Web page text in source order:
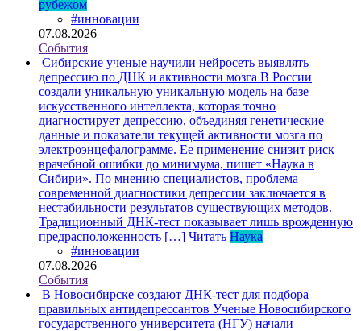
рубежом
#инновации
07.08.2026
События
Сибирские ученые научили нейросеть выявлять
депрессию по ДНК и активности мозга В России
создали уникальную уникальную модель на базе
искусственного интеллекта, которая точно
диагностирует депрессию, объединяя генетические
данные и показатели текущей активности мозга по
электроэнцефалограмме. Ее применение снизит риск
врачебной ошибки до минимума, пишет «Наука в
Сибири». По мнению специалистов, проблема
современной диагностики депрессии заключается в
нестабильности результатов существующих методов.
Традиционный ДНК-тест показывает лишь врожденную
предрасположенность […] Читать Наука
#инновации
07.08.2026
События
В Новосибирске создают ДНК-тест для подбора
правильных антидепрессантов Ученые Новосибирского
государственного университета (НГУ) начали